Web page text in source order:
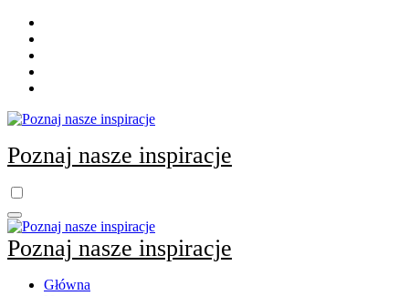
Skip
content
Poznaj nasze inspiracje
Poznaj nasze inspiracje
Główna